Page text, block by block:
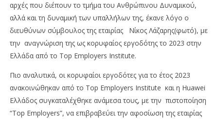
NOW VIEWING
Huawei: Κορυφαίος εργοδότης το 2023 στην
αρχές που διέπουν το τμήμα του Ανθρώπινου Δυναμικού,
αλλά και τη δυναμική των υπαλλήλων της, έκανε λόγο ο
διευθύνων σύμβουλος της εταιρίας Νίκος Λάζαρης(φωτό), με
την αναγνώριση της ως κορυφαίος εργοδότης το 2023 στην
Ελλάδα από το Top Employers Institute.
Πιο αναλυτικά, οι κορυφαίοι εργοδότες για το έτος 2023
ανακοινώθηκαν από το Top Employers Institute και η Huawei
Ελλάδoς συγκαταλέχθηκε ανάμεσα τους, με την πιστοποίηση
“Top Employers”, να επιβραβεύει την αφοσίωση της εταιρίας